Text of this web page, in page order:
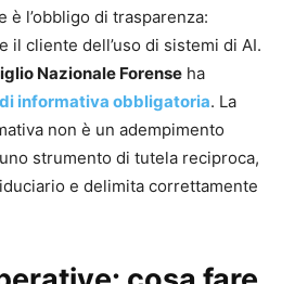
l’obbligo di trasparenza:
il cliente dell’uso di sistemi di AI.
Nazionale Forense ha
informativa obbligatoria. La
non è un adempimento
strumento di tutela reciproca,
e delimita correttamente